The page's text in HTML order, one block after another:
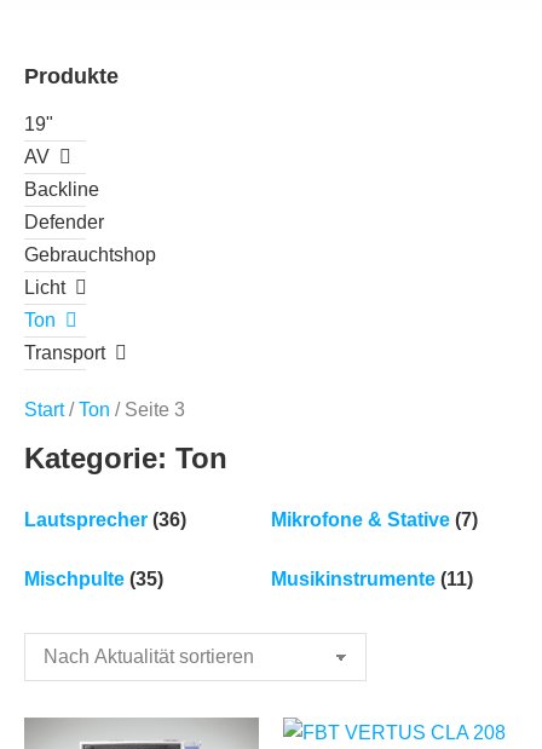
Produkte
19"
AV
Backline
Defender
Gebrauchtshop
Licht
Ton
Transport
Start/Ton / Seite 3
Kategorie: Ton
Lautsprecher (36) Mikrofone & Stative (7)
Mischpulte (35) Musikinstrumente (11)